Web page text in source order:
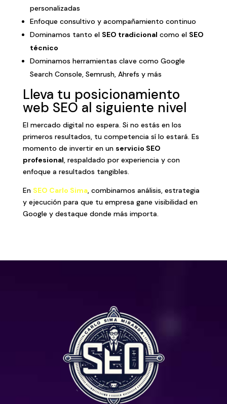
personalizadas
Enfoque consultivo y acompañamiento continuo
Dominamos tanto el SEO tradicional como el SEO
técnico
Dominamos herramientas clave como Google
Search Console, Semrush, Ahrefs y más
Lleva tu posicionamiento
web SEO al siguiente nivel
El mercado digital no espera. Si no estás en los
primeros resultados, tu competencia sí lo estará. Es
momento de invertir en un servicio SEO
profesional, respaldado por experiencia y con
enfoque a resultados tangibles.
En SEO Carlo Sima, combinamos análisis, estrategia
y ejecución para que tu empresa gane visibilidad en
Google y destaque donde más importa.